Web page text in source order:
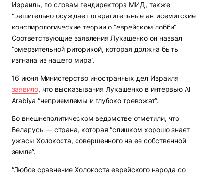
Израиль, по словам гендиректора МИД, также
“решительно осуждает отвратительные антисемитские
конспирологические теории о “еврейском лобби“.
Соответствующие заявления Лукашенко он назвал
“омерзительной риторикой, которая должна быть
изгнана из нашего мира“.
16 июня Министерство иностранных дел Израиля
заявило, что высказывания Лукашенко в интервью Al
Arabiya “неприемлемы и глубоко тревожат”.
Во внешнеполитическом ведомстве отметили, что
Беларусь — страна, которая “слишком хорошо знает
ужасы Холокоста, совершенного на ее собственной
земле”.
“Любое сравнение Холокоста еврейского народа со